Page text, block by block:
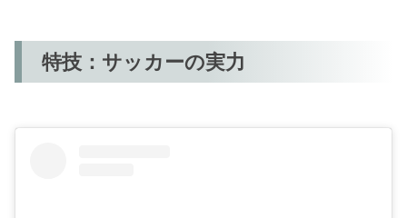
特技：サッカーの実力